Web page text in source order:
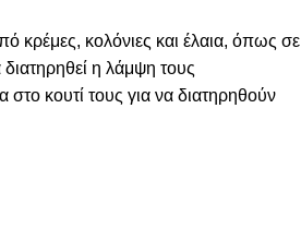
κρέμες, κολόνιες και έλαια, όπως σε
η λάμψη τους
κουτί τους για να διατηρηθούν